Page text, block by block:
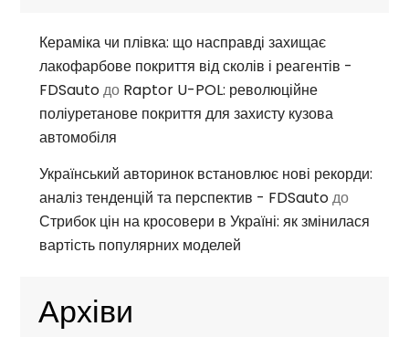
Кераміка чи плівка: що насправді захищає
лакофарбове покриття від сколів і реагентів -
FDSautoдо Raptor U-POL: революційне
поліуретанове покриття для захисту кузова
автомобіля
Український авторинок встановлює нові рекорди:
аналіз тенденцій та перспектив - FDSautoдо
Стрибок цін на кросовери в Україні: як змінилася
вартість популярних моделей
Архіви